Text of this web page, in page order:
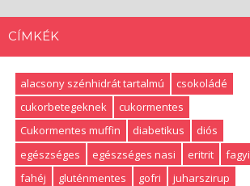
CÍMKÉK
alacsony szénhidrát tartalmú
csokoládé
cukorbetegeknek
cukormentes
Cukormentes muffin
diabetikus
diós
egészséges
egészséges nasi eritrit
fagyi
fahéj
gluténmentes gofri
juharszirup